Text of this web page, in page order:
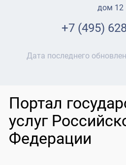
дом 12
+7 (495)
Дата последнего
Портал
услуг
Федерации